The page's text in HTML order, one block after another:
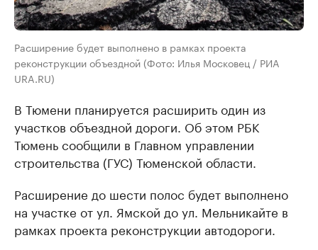
Расширение будет выполнено в рамках проекта
реконструкции объездной (Фото: Илья Московец / РИА
URA.RU)
В Тюмени планируется расширить один из
участков объездной дороги. Об этом РБК
Тюмень сообщили в Главном управлении
строительства (ГУС) Тюменской области.
Расширение до шести полос будет выполнено
на участке от ул. Ямской до ул. Мельникайте в
рамках проекта реконструкции автодороги.